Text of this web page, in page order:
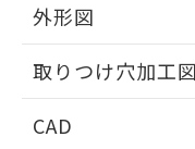
外形図
取りつけ穴加工図
CAD
の共同利
用者の範
EU RoHS指令
51物質の非含
※本証明書は